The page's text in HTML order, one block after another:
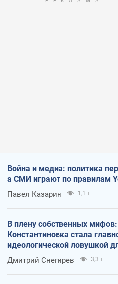
Война и медиа: политика
а СМИ играют по правилам
Павел Казарин 1,1 т.
В плену собственных
Константиновка стала
идеологической ловушкой
оккупантов
Дмитрий Снегирев 3,3 т.